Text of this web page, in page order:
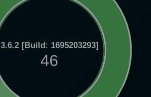
3.6.2 [Build: 1695203293]
46